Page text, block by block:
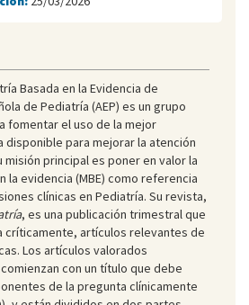
Basada en la Evidencia de
de Pediatría (AEP) es un grupo
fomentar el uso de la mejor
disponible para mejorar la atención
misión principal es poner en valor la
la evidencia (MBE) como referencia
clínicas en Pediatría. Su revista,
, es una publicación trimestral que
críticamente, artículos relevantes de
Los artículos valorados
con un título que debe
de la pregunta clínicamente